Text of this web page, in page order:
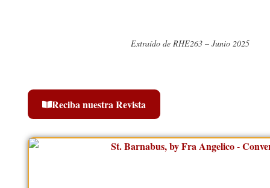
Extraído de RHE263 – Junio 2025
Reciba nuestra Revista